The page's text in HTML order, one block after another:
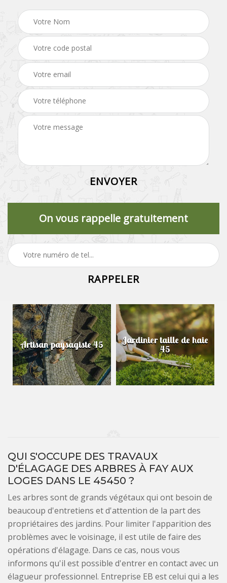
On vous rappelle gratuitement
Artisan paysagiste 45 Jardinier taille de haie
45
QUI S'OCCUPE DES TRAVAUX
D'ÉLAGAGE DES ARBRES À FAY AUX
LOGES DANS LE 45450 ?
Les arbres sont de grands végétaux qui ont besoin de
beaucoup d'entretiens et d'attention de la part des
propriétaires des jardins. Pour limiter l'apparition des
problèmes avec le voisinage, il est utile de faire des
opérations d'élagage. Dans ce cas, nous vous
informons qu'il est possible d'entrer en contact avec un
élagueur professionnel. Entreprise EB est celui qui a les